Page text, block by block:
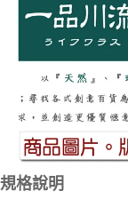
規格說明